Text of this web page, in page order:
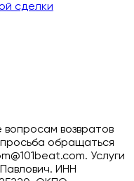
сделки
возвратов
обращаться
Услуги
ИНН